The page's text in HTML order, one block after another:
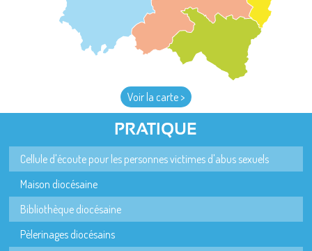
Voir la carte >
PRATIQUE
Cellule d'écoute pour les personnes victimes d'abus sexuels
Maison diocésaine
Bibliothèque diocésaine
Pèlerinages diocésains